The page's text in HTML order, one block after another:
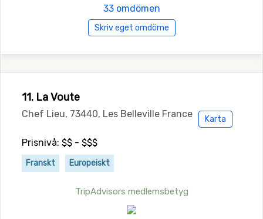
33 omdömen
Skriv eget omdöme
11. La Voute
Chef Lieu, 73440, Les Belleville France Karta
Prisnivå: $$ - $$$
Franskt Europeiskt
TripAdvisors medlemsbetyg